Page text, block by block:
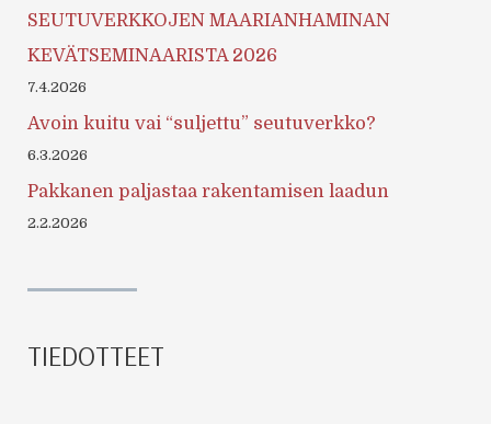
SEUTUVERKKOJEN MAARIANHAMINAN
KEVÄTSEMINAARISTA 2026
7.4.2026
Avoin kuitu vai “suljettu” seutuverkko?
6.3.2026
Pakkanen paljastaa rakentamisen laadun
2.2.2026
TIEDOTTEET